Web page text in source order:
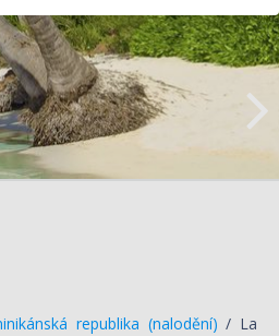
republika (nalodění)/ La